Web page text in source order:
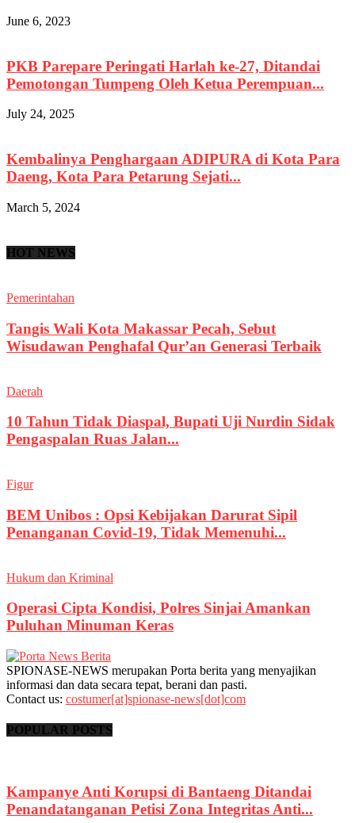
June 6, 2023
PKB Parepare Peringati Harlah ke-27, Ditandai
Pemotongan Tumpeng Oleh Ketua Perempuan...
July 24, 2025
Kembalinya Penghargaan ADIPURA di Kota Para
Daeng, Kota Para Petarung Sejati...
March 5, 2024
HOT NEWS
Pemerintahan
Tangis Wali Kota Makassar Pecah, Sebut
Wisudawan Penghafal Qur’an Generasi Terbaik
Daerah
10 Tahun Tidak Diaspal, Bupati Uji Nurdin Sidak
Pengaspalan Ruas Jalan...
Figur
BEM Unibos : Opsi Kebijakan Darurat Sipil
Penanganan Covid-19, Tidak Memenuhi...
Hukum dan Kriminal
Operasi Cipta Kondisi, Polres Sinjai Amankan
Puluhan Minuman Keras
SPIONASE-NEWS merupakan Porta berita yang menyajikan
informasi dan data secara tepat, berani dan pasti.
Contact us: costumer[at]spionase-news[dot]com
POPULAR POSTS
Kampanye Anti Korupsi di Bantaeng Ditandai
Penandatanganan Petisi Zona Integritas Anti...